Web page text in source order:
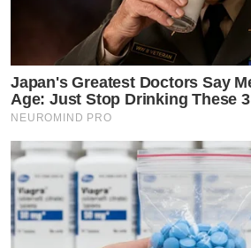
Japan's Greatest Doctors Say
Age: Just Stop Drinking These
NEUROMIND PRO